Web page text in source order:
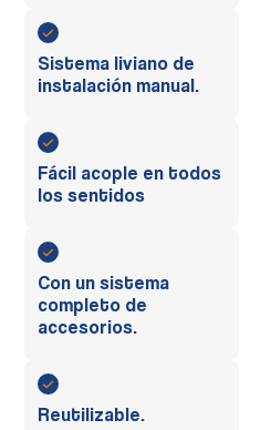
Sistema liviano de
instalación manual.
Fácil acople en todos
los sentidos
Con un sistema
completo de
accesorios.
Reutilizable.